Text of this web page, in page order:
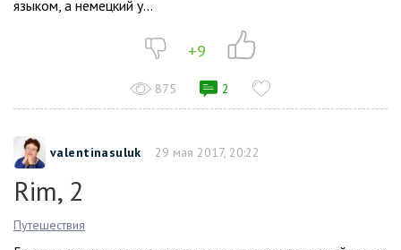
языком, а немецкий у...
+9
875 2
valentinasuluk 29 мая 2017, 20:22
Rim, 2
Путешествия